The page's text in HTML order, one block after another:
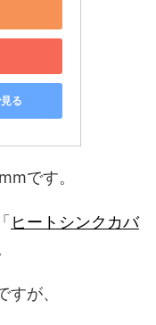
る
です。
ヒートシンクカバ
が、